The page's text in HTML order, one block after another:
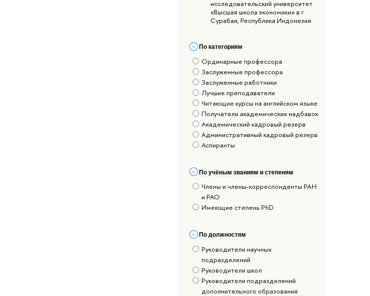
исследовательский университет
«Высшая школа экономики» в г.
Сурабая, Республика Индонезия
По категориям
Ординарные профессора
Заслуженные профессора
Заслуженные работники
Лучшие преподаватели
Читающие курсы на английском языке
Получатели академических надбавок
Академический кадровый резерв
Административный кадровый резерв
Аспиранты
По учёным званиям и степеням
Члены и члены-корреспонденты РАН
и РАО
Имеющие степень PhD
По должностям
Руководители научных
подразделений
Руководители школ
Руководители подразделений
дополнительного образования